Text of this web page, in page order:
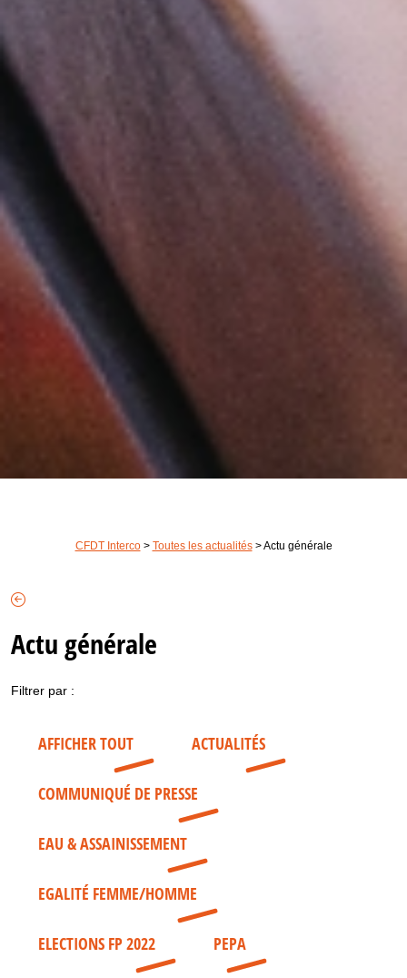
CFDT Interco> Toutes les actualités>Actu générale
Actu générale
Filtrer par :
AFFICHER TOUT ACTUALITÉS
COMMUNIQUÉ DE PRESSE
EAU & ASSAINISSEMENT
EGALITÉ FEMME/HOMME
ELECTIONS FP 2022 PEPA